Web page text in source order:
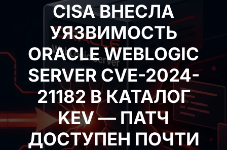
CISA ВНЕСЛА
УЯЗВИМОСТЬ
ORACLE WEBLOGIC
SERVER CVE-2024-
21182 В КАТАЛОГ KEV
— ПАТЧ ДОСТУПЕН
ПОЧТИ ДВА ГОДА